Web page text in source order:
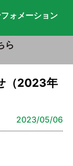
ォメーション
ら
（2023年
2023/05/06